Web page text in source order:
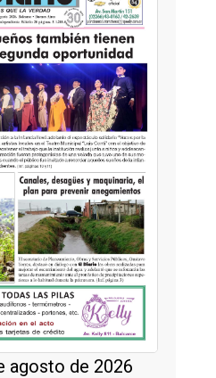
agosto de 2026